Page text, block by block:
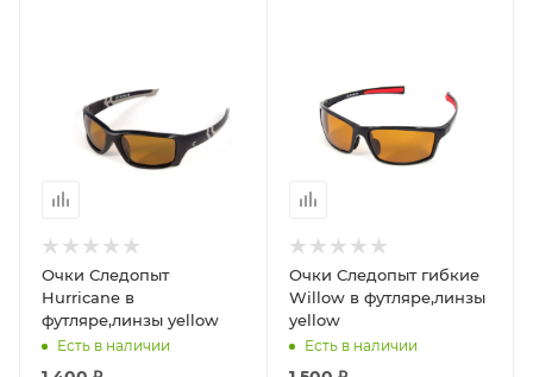
Очки Следопыт
Hurricane в
футляре,линзы yellow
Есть в наличии
Очки Следопыт гибкие
Willow в футляре,линзы
yellow
Есть в наличии